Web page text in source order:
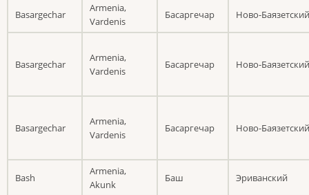
Basargechar
Armenia,
Vardenis
Басаргечар Ново-Баязетский
Basargechar
Armenia,
Vardenis
Басаргечар Ново-Баязетский
Basargechar
Armenia,
Vardenis
Басаргечар Ново-Баязетский
Bash
Armenia,
Akunk
Баш Эриванский